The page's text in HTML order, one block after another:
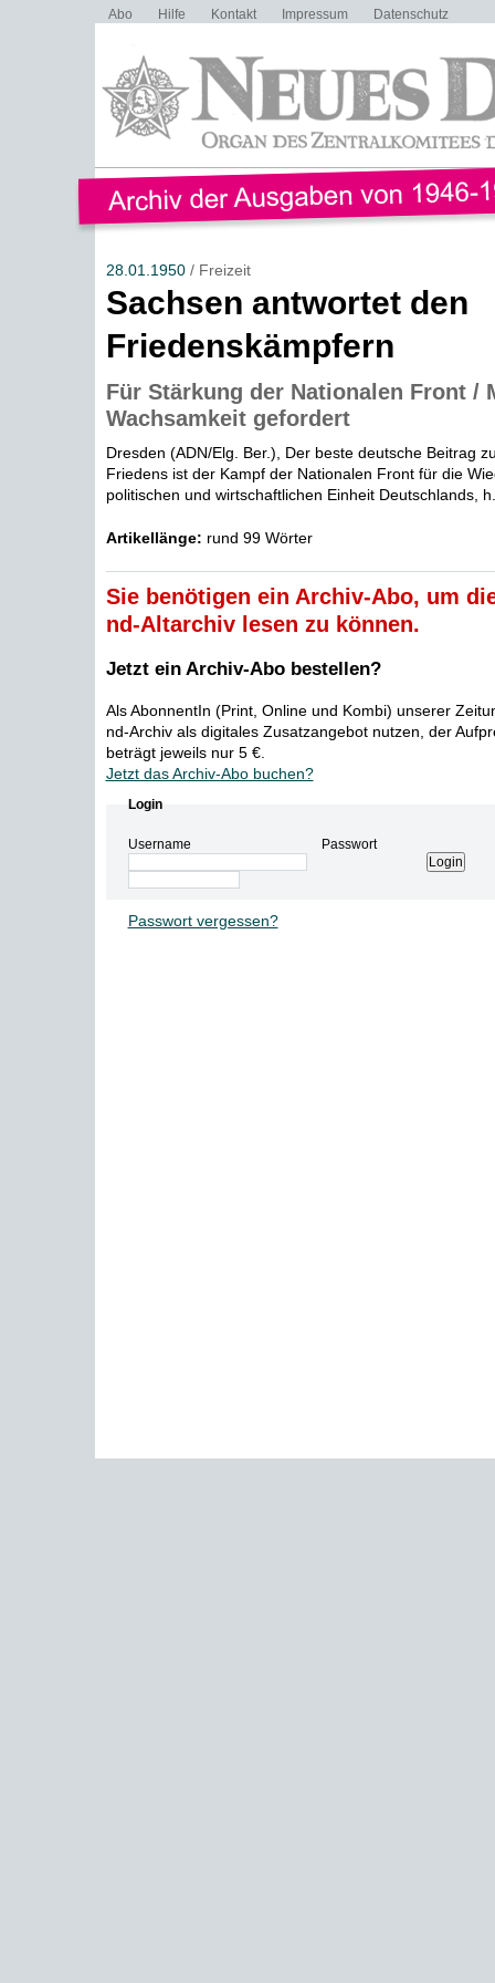
Abo Hilfe Kontakt Impressum Datenschutz
28.01.1950/ Freizeit
Sachsen antwortet den
Friedenskämpfern
Für Stärkung der Nationalen Front /
Wachsamkeit gefordert
Dresden (ADN/Elg. Ber.), Der beste deutsche Beitrag
Friedens ist der Kampf der Nationalen Front für die
politischen und wirtschaftlichen Einheit Deutschlands,
Artikellänge: rund 99 Wörter
Sie benötigen ein Archiv-Abo, um
nd-Altarchiv lesen zu können.
Jetzt ein Archiv-Abo bestellen?
Als AbonnentIn (Print, Online und Kombi) unserer
nd-Archiv als digitales Zusatzangebot nutzen, der
beträgt jeweils nur 5 €.
Jetzt das Archiv-Abo buchen?
Login
Username Passwort
Passwort vergessen?